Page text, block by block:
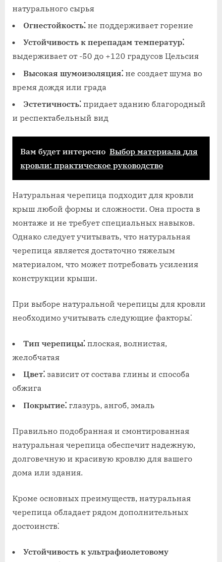
натурального сырья
Огнестойкость⁚ не поддерживает горение
Устойчивость к перепадам температур⁚
выдерживает от -50 до +120 градусов Цельсия
Высокая шумоизоляция⁚ не создает шума во
время дождя или града
Эстетичность⁚ придает зданию благородный
и респектабельный вид
Вам будет интересно Выбор материала для
кровли: практическое руководство
Натуральная черепица подходит для кровли
крыш любой формы и сложности. Она проста в
монтаже и не требует специальных навыков.
Однако следует учитывать, что натуральная
черепица является достаточно тяжелым
материалом, что может потребовать усиления
конструкции крыши.
При выборе натуральной черепицы для кровли
необходимо учитывать следующие факторы⁚
Тип черепицы⁚ плоская, волнистая,
желобчатая
Цвет⁚ зависит от состава глины и способа
обжига
Покрытие⁚ глазурь, ангоб, эмаль
Правильно подобранная и смонтированная
натуральная черепица обеспечит надежную,
долговечную и красивую кровлю для вашего
дома или здания.
Кроме основных преимуществ, натуральная
черепица обладает рядом дополнительных
достоинств⁚
Устойчивость к ультрафиолетовому